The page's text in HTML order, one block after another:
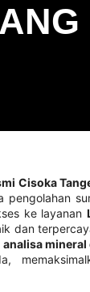
Cisoka
ke layanan
dan
mineral